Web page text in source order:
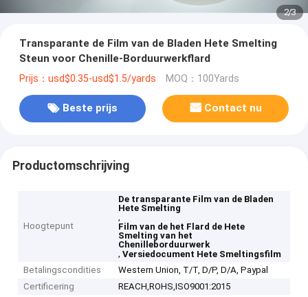
2/3
Transparante de Film van de Bladen Hete Smelting
Steun voor Chenille-Borduurwerkflard
Prijs：usd$0.35-usd$1.5/yards MOQ：100Yards
Beste prijs Contact nu
Productomschrijving
Hoogtepunt
De transparante Film van de Bladen
Hete Smelting
,
Film van de het Flard de Hete
Smelting van het
Chenilleborduurwerk
,Versiedocument Hete Smeltingsfilm
Betalingscondities
Western Union, T/T, D/P, D/A, Paypal
Certificering
REACH,ROHS,ISO9001:2015